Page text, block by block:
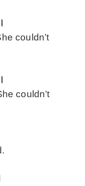
couldn’t
couldn’t